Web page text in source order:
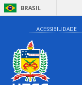
BRASIL
ACESSIBILIDADE